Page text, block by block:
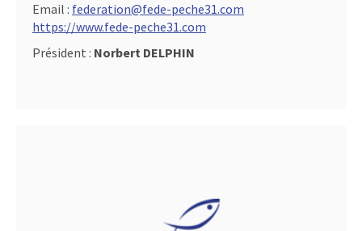
Email : federation@fede-peche31.com
https://www.fede-peche31.com
Président : Norbert DELPHIN